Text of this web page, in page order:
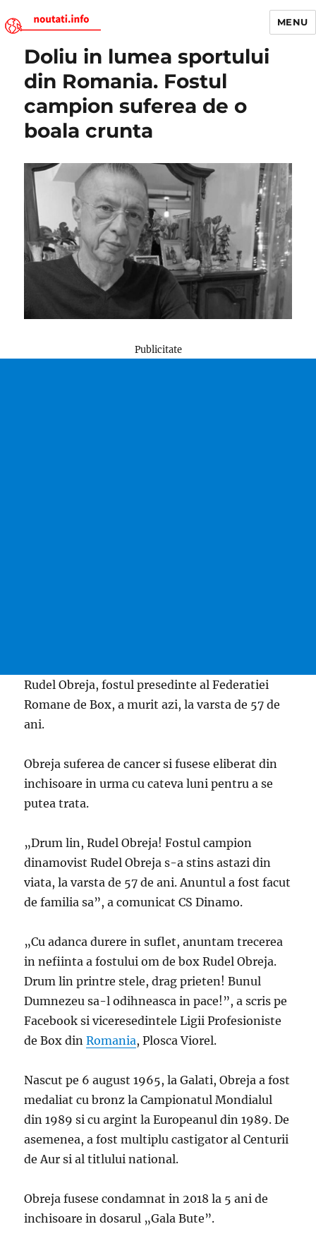
Noutati.Info
MENU
Doliu in lumea sportului
din Romania. Fostul
campion suferea de o
boala crunta
Publicitate
Rudel Obreja, fostul presedinte al Federatiei
Romane de Box, a murit azi, la varsta de 57 de
ani.
Obreja suferea de cancer si fusese eliberat din
inchisoare in urma cu cateva luni pentru a se
putea trata.
„Drum lin, Rudel Obreja! Fostul campion
dinamovist Rudel Obreja s-a stins astazi din
viata, la varsta de 57 de ani. Anuntul a fost facut
de familia sa”, a comunicat CS Dinamo.
„Cu adanca durere in suflet, anuntam trecerea
in nefiinta a fostului om de box Rudel Obreja.
Drum lin printre stele, drag prieten! Bunul
Dumnezeu sa-l odihneasca in pace!”, a scris pe
Facebook si viceresedintele Ligii Profesioniste
de Box dinRomania, Plosca Viorel.
Nascut pe 6 august 1965, la Galati, Obreja a fost
medaliat cu bronz la Campionatul Mondialul
din 1989 si cu argint la Europeanul din 1989. De
asemenea, a fost multiplu castigator al Centurii
de Aur si al titlului national.
Obreja fusese condamnat in 2018 la 5 ani de
inchisoare in dosarul „Gala Bute”.